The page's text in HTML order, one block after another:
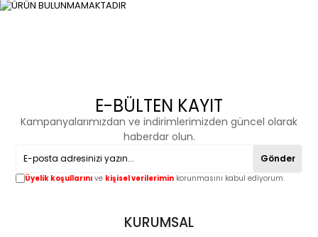
E-BÜLTEN KAYIT
Kampanyalarımızdan ve indirimlerimizden güncel olarak
haberdar olun.
Gönder
Üyelik koşullarını ve kişisel verilerimin korunmasını kabul ediyorum.
KURUMSAL